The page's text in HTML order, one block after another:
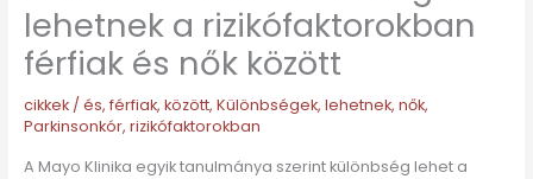
lehetnek a rizikófaktorokban
férfiak és nők között
cikkek/ és, férfiak, között, Különbségek, lehetnek, nők,
Parkinsonkór, rizikófaktorokban
A Mayo Klinika egyik tanulmánya szerint különbség lehet a